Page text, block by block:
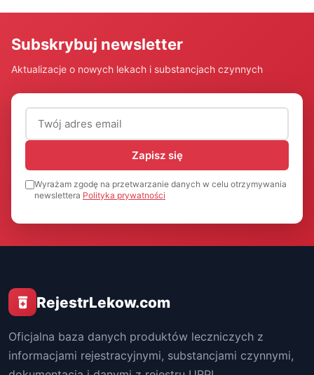
Subskrybuj newsletter
Aktualizacje o nowych lekach i substancjach czynnych
Adres email (wymagany)
Zapisz się
Wyrażam zgodę na przetwarzanie danych w celu otrzymywania
newslettera Polityka prywatności
RejestrLekow.com
Oficjalna baza danych produktów leczniczych z
informacjami rejestracyjnymi, substancjami czynnymi,